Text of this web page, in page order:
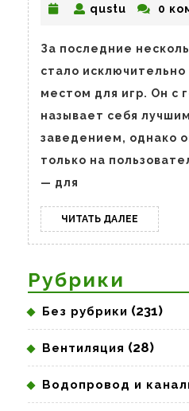
жидкие
обои
и
их
на
стены
qustu qustu0
За последние
стало
местом для игр. Он с
называет себя
заведением, однако
только на
— для
ЧИТАТЬ ДАЛЕЕ ЧИТАТЬ
ДАЛЕЕ
Рубрики
Без рубрики (231)
Вентиляция (28)
Водопровод и